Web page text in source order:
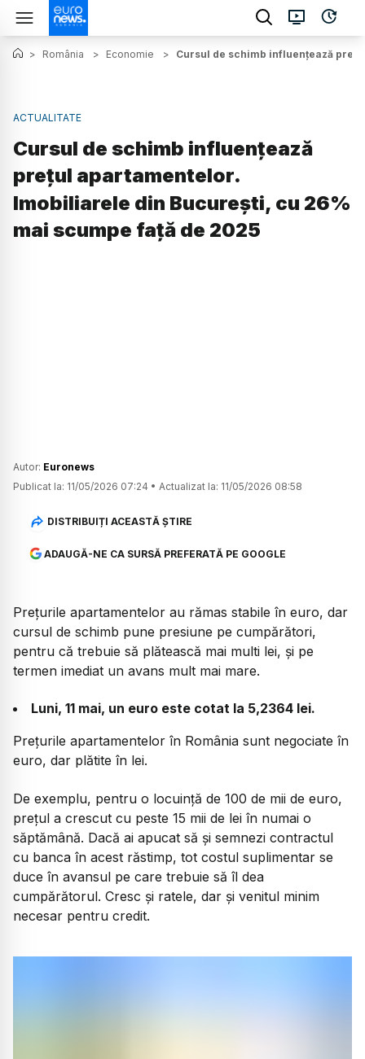
> România > Economie > Cursul de schimb influențează
ACTUALITATE
Cursul de schimb influențează
prețul apartamentelor.
Imobiliarele din București, cu 26%
mai scumpe față de 2025
Autor: Euronews
Publicat la: 11/05/2026 07:24 • Actualizat la: 11/05/2026 08:58
DISTRIBUIȚI ACEASTĂ ȘTIRE
ADAUGĂ-NE CA SURSĂ PREFERATĂ PE GOOGLE
Prețurile apartamentelor au rămas stabile în euro, dar
cursul de schimb pune presiune pe cumpărători,
pentru că trebuie să plătească mai multi lei, și pe
termen imediat un avans mult mai mare.
Luni, 11 mai, un euro este cotat la 5,2364 lei.
Prețurile apartamentelor în România sunt negociate în
euro, dar plătite în lei.
De exemplu, pentru o locuință de 100 de mii de euro,
prețul a crescut cu peste 15 mii de lei în numai o
săptămână. Dacă ai apucat să și semnezi contractul
cu banca în acest răstimp, tot costul suplimentar se
duce în avansul pe care trebuie să îl dea
cumpărătorul. Cresc și ratele, dar și venitul minim
necesar pentru credit.